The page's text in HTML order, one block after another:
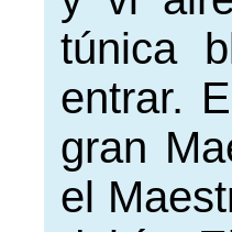
túnica
entrar.
gran
el